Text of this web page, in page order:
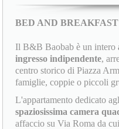
BED AND
Il B&B Baobab è un intero
ingresso indipendente,
centro storico di Piazza
famiglie, coppie o piccoli
L'appartamento dedicato
spaziosissima camera
affaccio su Via Roma da